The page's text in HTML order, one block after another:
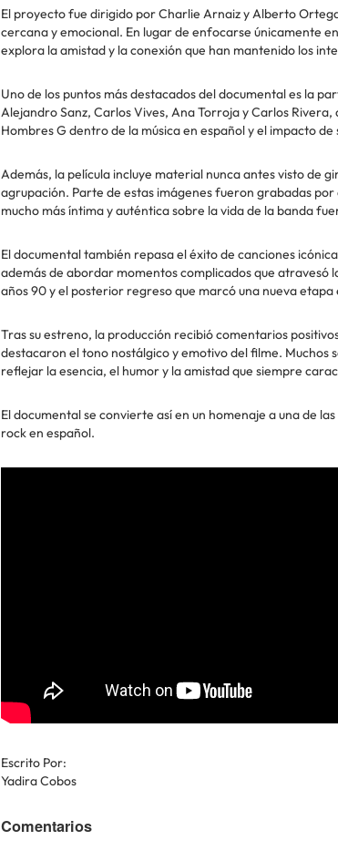
El proyecto fue dirigido por Charlie Arnaiz y Alberto
cercana y emocional. En lugar de enfocarse únicamente
explora la amistad y la conexión que han mantenido los
Uno de los puntos más destacados del documental es la
Alejandro Sanz, Carlos Vives, Ana Torroja y Carlos
Hombres G dentro de la música en español y el impacto
Además, la película incluye material nunca antes visto de
agrupación. Parte de estas imágenes fueron grabadas
mucho más íntima y auténtica sobre la vida de la banda
El documental también repasa el éxito de canciones
además de abordar momentos complicados que atravesó
años 90 y el posterior regreso que marcó una nueva etapa
Tras su estreno, la producción recibió comentarios
destacaron el tono nostálgico y emotivo del filme. Muchos
reflejar la esencia, el humor y la amistad que siempre
El documental se convierte así en un homenaje a una de
rock en español.
Escrito Por:
Yadira Cobos
Comentarios